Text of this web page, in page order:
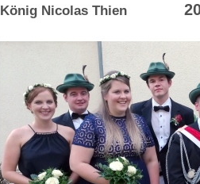
König Nicolas Thien